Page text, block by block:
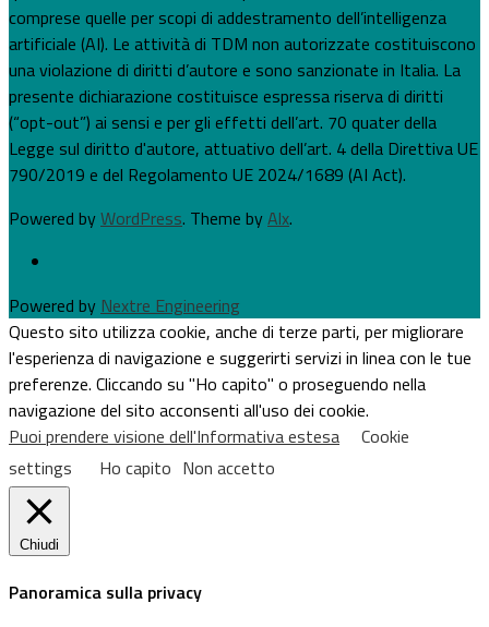
comprese quelle per scopi di addestramento dell’intelligenza
artificiale (AI). Le attività di TDM non autorizzate costituiscono
una violazione di diritti d’autore e sono sanzionate in Italia. La
presente dichiarazione costituisce espressa riserva di diritti
(“opt-out”) ai sensi e per gli effetti dell’art. 70 quater della
Legge sul diritto d'autore, attuativo dell’art. 4 della Direttiva UE
790/2019 e del Regolamento UE 2024/1689 (AI Act).
Powered byWordPress. Theme byAlx.
Powered by Nextre Engineering
Questo sito utilizza cookie, anche di terze parti, per migliorare
l'esperienza di navigazione e suggerirti servizi in linea con le tue
preferenze. Cliccando su "Ho capito" o proseguendo nella
navigazione del sito acconsenti all'uso dei cookie.
Puoi prendere visione dell'Informativa estesa
Cookie
settings
Ho capito Non accetto
Chiudi
Panoramica sulla privacy